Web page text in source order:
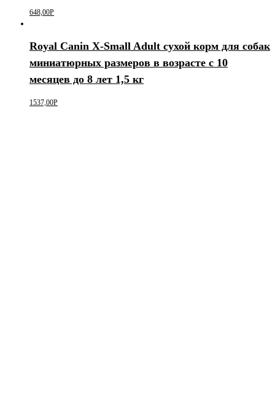
648,00Р
Royal Canin X-Small Adult сухой корм для собак
миниатюрных размеров в возрасте c 10
месяцев до 8 лет 1,5 кг
1537,00Р